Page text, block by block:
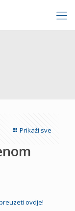
Prikaži sve
ovdje!